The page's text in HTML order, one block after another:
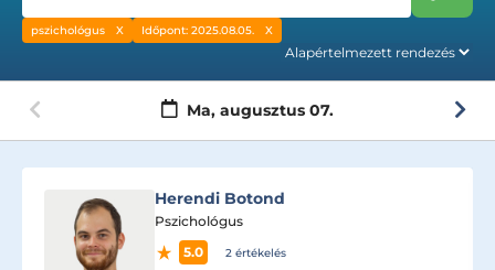
pszichológus Időpont: 2025.08.05.
Ma, augusztus 07.
Csizmadia Csilla
Pszichológus
5.0
2 értékelés